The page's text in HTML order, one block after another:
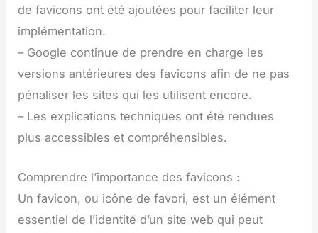
de favicons ont été ajoutées pour faciliter leur
implémentation.
– Google continue de prendre en charge les
versions antérieures des favicons afin de ne pas
pénaliser les sites qui les utilisent encore.
– Les explications techniques ont été rendues
plus accessibles et compréhensibles.
Comprendre l’importance des favicons :
Un favicon, ou icône de favori, est un élément
essentiel de l’identité d’un site web qui peut